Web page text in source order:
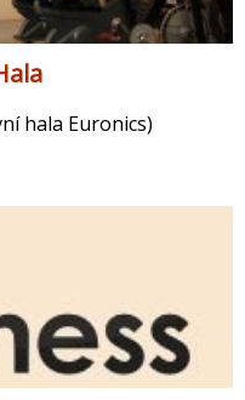
hala Euronics)